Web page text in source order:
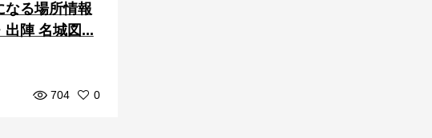
なる場所情報
出陣 名城図...
704 0